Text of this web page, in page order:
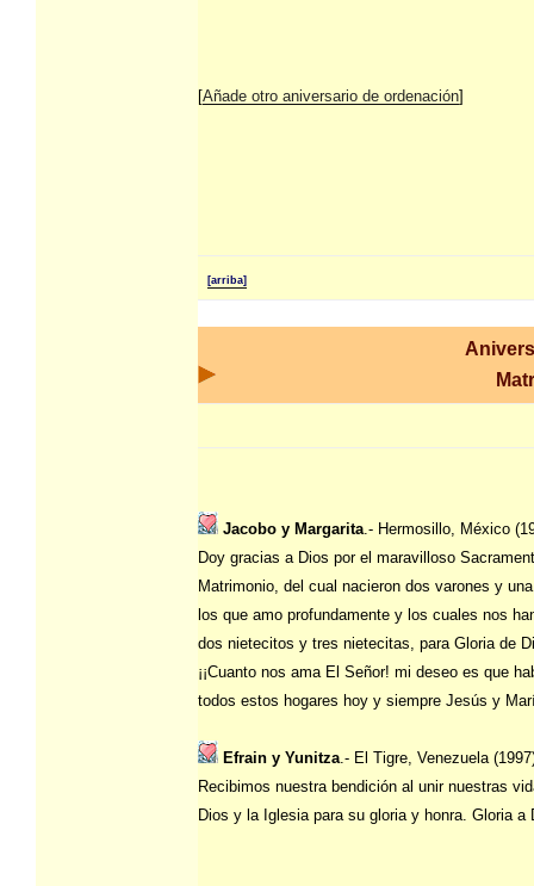
[Añade otro aniversario de ordenación]
[arriba]
Jacobo y Margarita .- Hermosillo, México
Doy gracias a Dios por el maravilloso
Matrimonio, del cual nacieron dos varones y
los que amo profundamente y los cuales nos
dos nietecitos y tres nietecitas, para Gloria de
¡¡Cuanto nos ama El Señor! mi deseo es que
todos estos hogares hoy y siempre Jesús y
Efrain y Yunitza.- El Tigre, Venezuela
Recibimos nuestra bendición al unir nuestras
Dios y la Iglesia para su gloria y honra. Gloria a